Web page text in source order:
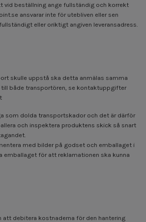
vid beställning ange fullständig och korrekt
ansvarar inte för utebliven eller sen
eller oriktigt angiven leveransadress.
skulle uppstå ska detta anmälas samma
både transportören, se kontaktuppgifter
som dolda transportskador och det är därför
och inspektera produktens skick så snart
med bilder på godset och emballaget i
emballaget för att reklamationen ska kunna
att debitera kostnaderna för den hantering